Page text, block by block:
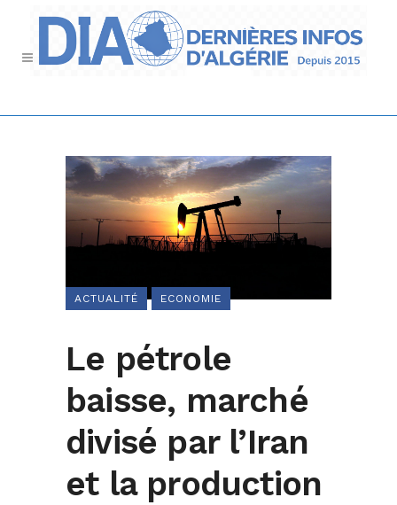
ACTUALITÉ ECONOMIE
Le pétrole
baisse, marché
divisé par l’Iran
et la production